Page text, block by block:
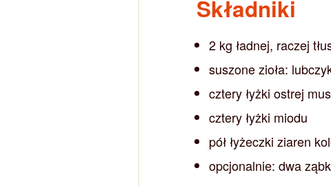
Składniki
2 kg ładnej, raczej
suszone zioła:
cztery łyżki ostrej
cztery łyżki miodu
pół łyżeczki ziaren
opcjonalnie: dwa